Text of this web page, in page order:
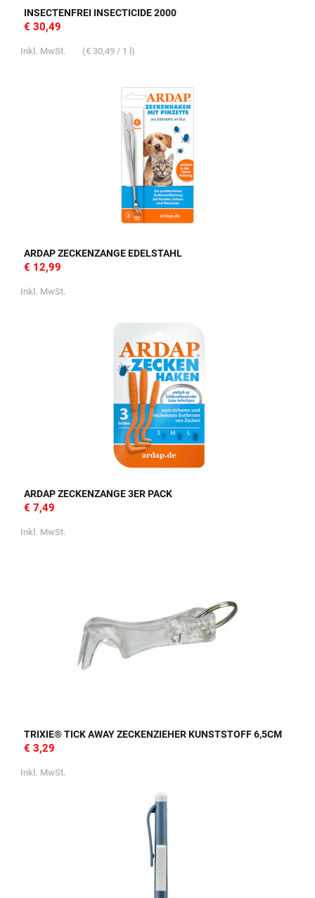
INSECTENFREI INSECTICIDE 2000
€ 30,49
Inkl. MwSt. (€ 30,49 / 1 l)
ARDAP ZECKENZANGE EDELSTAHL
€ 12,99
Inkl. MwSt.
ARDAP ZECKENZANGE 3ER PACK
€ 7,49
Inkl. MwSt.
TRIXIE® TICK AWAY ZECKENZIEHER KUNSTSTOFF 6,5CM
€ 3,29
Inkl. MwSt.